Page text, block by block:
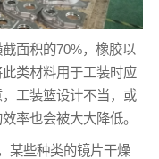
面积的70%，橡胶以
类材料用于工装时应
工装篮设计不当，或
率也会被大大降低。
某些种类的镜片干燥